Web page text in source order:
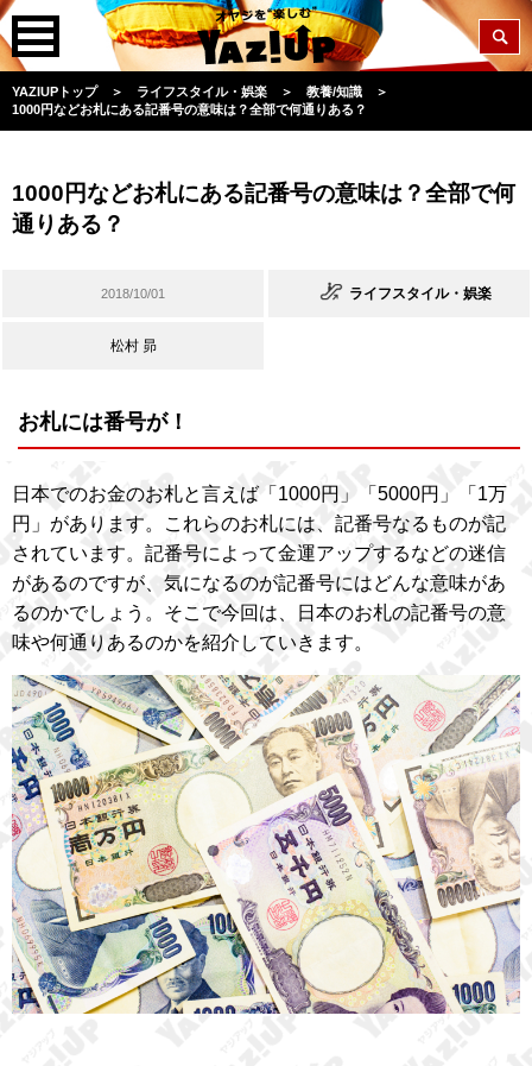
YAZIUPトップ ＞ ライフスタイル・娯楽 ＞ 教養/知識
＞
1000円などお札にある記番号の意味は？全部で何通りある？
1000円などお札にある記番号の意味は？全部で何
通りある？
2018/10/01 ライフスタイル・娯楽
松村 昴
お札には番号が！
日本でのお金のお札と言えば「1000円」「5000円」「1万
円」があります。これらのお札には、記番号なるものが記
されています。記番号によって金運アップするなどの迷信
があるのですが、気になるのが記番号にはどんな意味があ
るのかでしょう。そこで今回は、日本のお札の記番号の意
味や何通りあるのかを紹介していきます。